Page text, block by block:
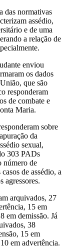
das normativas
assédio,
e de uma
a relação de
enviou
os dados
que são
responderam
de combate e
Maria.
sobre
da
sexual,
303 PADs
número de
de assédio, a
agressores.
arquivados, 27
15 em
em demissão. Já
38
15 em
em advertência.